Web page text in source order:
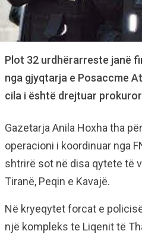
Plot 32 urdhërarreste janë
nga gjyqtarja e Posaccme
cila i është drejtuar
Gazetarja Anila Hoxha tha
operacioni i koordinuar nga
shtrirë sot në disa qytete të
Tiranë, Peqin e Kavajë.
Në kryeqytet forcat e
një kompleks te Liqenit të